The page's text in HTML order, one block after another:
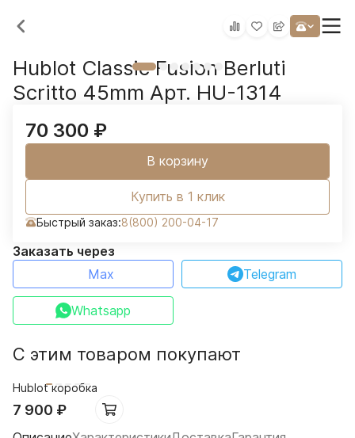
Hublot Classic Fusion Berluti
Scritto 45mm Арт. HU-1314
70 300 ₽
В корзину
Купить в 1 клик
Быстрый заказ:8(800) 200-04-17
Заказать через
Max
Telegram
Whatsapp
С этим товаром покупают
Hublot коробка
7 900 ₽